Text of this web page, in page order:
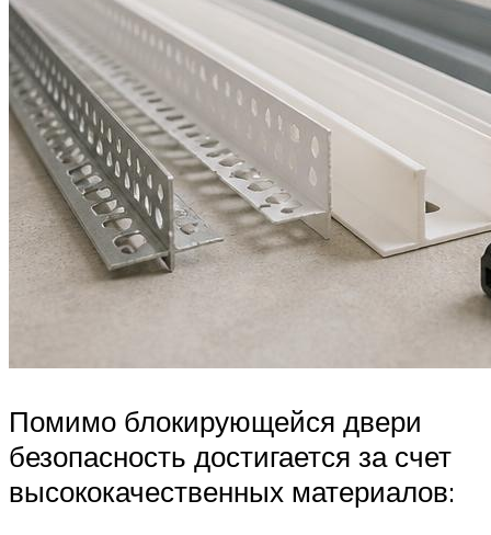
Помимо блокирующейся двери
безопасность достигается за счет
высококачественных материалов: